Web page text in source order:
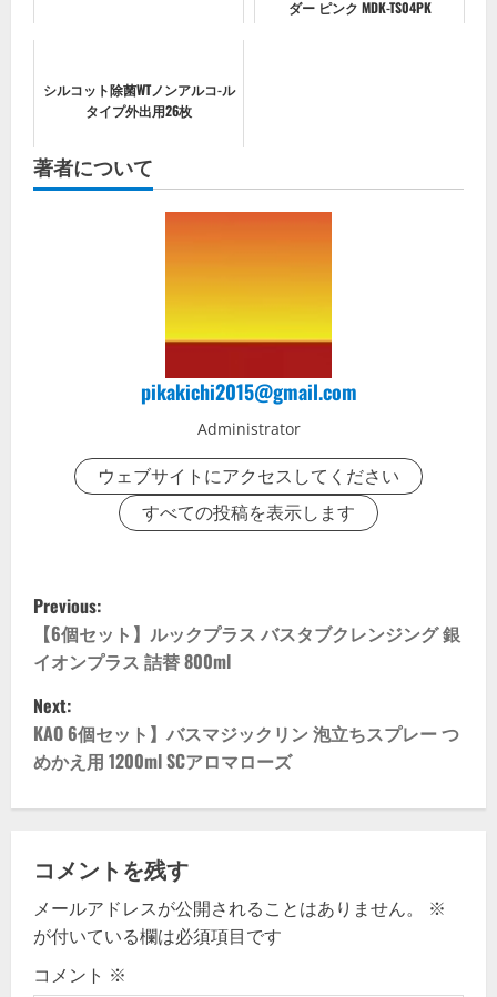
ダー ピンク MDK-TS04PK
シルコット除菌WTノンアルコ-ル
タイプ外出用26枚
著者について
pikakichi2015@gmail.com
Administrator
ウェブサイトにアクセスしてください
すべての投稿を表示します
P
o
s
t
n
v
i
g
Previous:
【6個セット】ルックプラス バスタブクレンジング 銀
イオンプラス 詰替 800ml
Next:
KAO 6個セット】バスマジックリン 泡立ちスプレー つ
めかえ用 1200ml SCアロマローズ
コメントを残す
メールアドレスが公開されることはありません。
※
が付いている欄は必須項目です
コメント ※